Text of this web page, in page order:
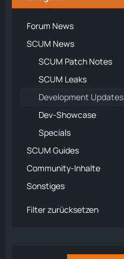
Forum News
SCUM News
SCUM Patch Notes
SCUM Leaks
Development Updates
Dev-Showcase
Specials
SCUM Guides
Community-Inhalte
Sonstiges
Filter zurücksetzen